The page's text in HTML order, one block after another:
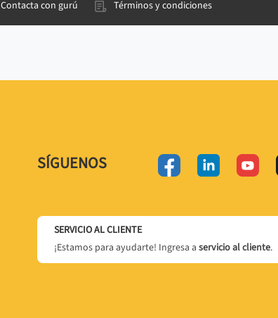
Contacta con gurú Términos y condiciones
SÍGUENOS
SERVICIO AL CLIENTE
¡Estamos para ayudarte! Ingresa a servicio al cliente.